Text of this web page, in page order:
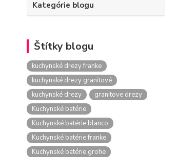
Kategórie blogu
Štítky blogu
kuchynské drezy franke
kuchynské drezy granitové
kuchynské drezy
granitove drezy
Kuchynské batérie
Kuchynské batérie blanco
Kuchynské batérie franke
Kuchynské batérie grohe